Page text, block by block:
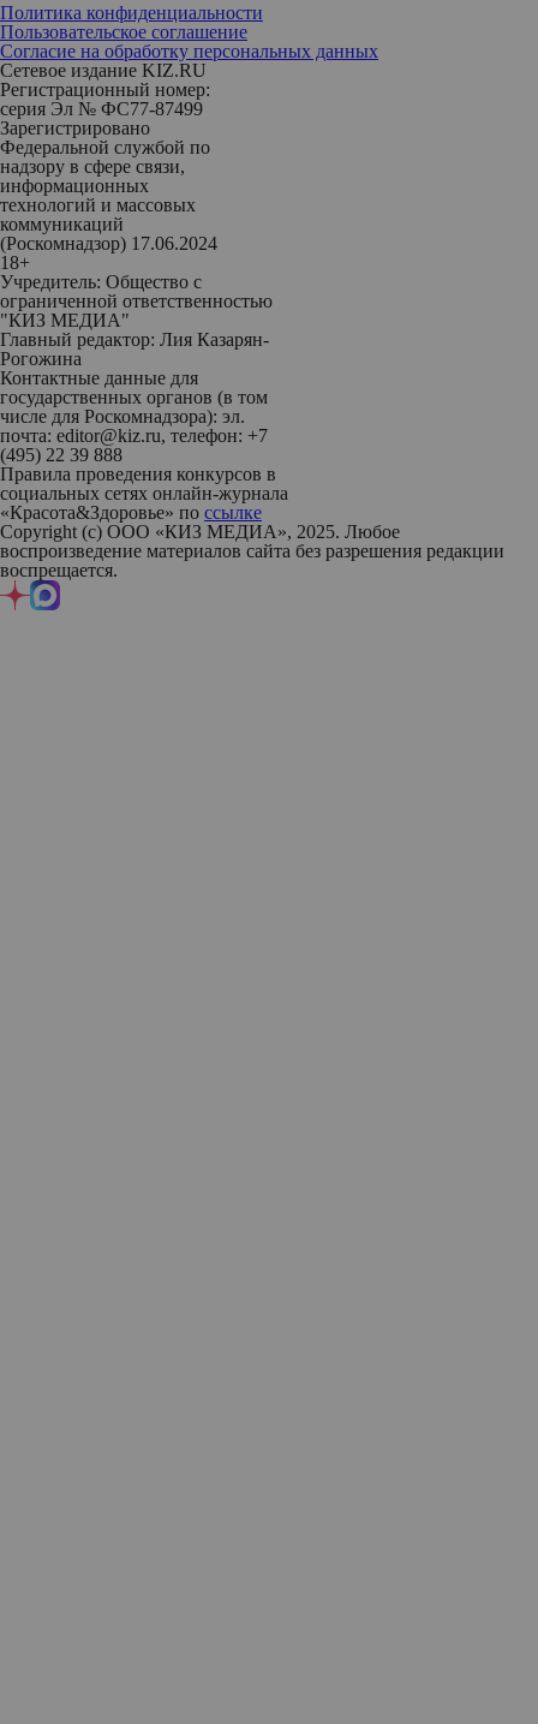
Политика конфиденциальности
Пользовательское соглашение
Согласие на обработку персональных данных
Сетевое издание KIZ.RU
Регистрационный номер:
серия Эл № ФС77-87499
Зарегистрировано
Федеральной службой по
надзору в сфере связи,
информационных
технологий и массовых
коммуникаций
(Роскомнадзор) 17.06.2024
18+
Учредитель: Общество с
ограниченной ответственностью
"КИЗ МЕДИА"
Главный редактор: Лия Казарян-
Рогожина
Контактные данные для
государственных органов (в том
числе для Роскомнадзора): эл.
почта: editor@kiz.ru, телефон: +7
(495) 22 39 888
Правила проведения конкурсов в
социальных сетях онлайн-журнала
«Красота&Здоровье» по ссылке
Copyright (с) ООО «КИЗ МЕДИА», 2025. Любое
воспроизведение материалов сайта без разрешения редакции
воспрещается.